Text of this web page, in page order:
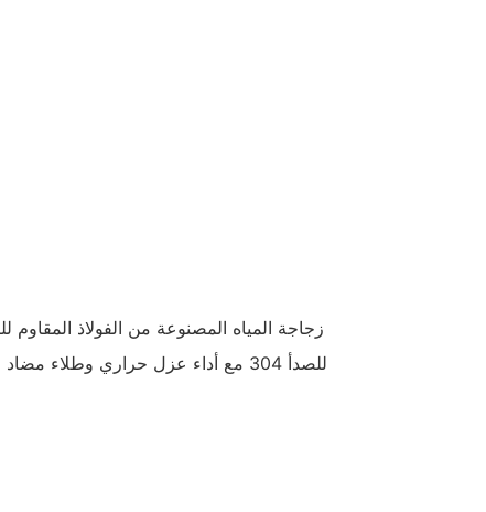
زجاجة المياه المصنوعة من الفولاذ المقاوم
للصدأ 304 مع أداء عزل حراري